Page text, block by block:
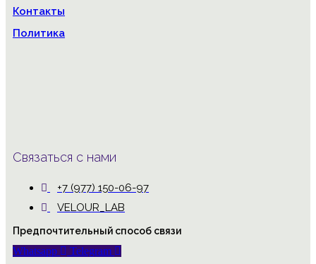
Контакты
Политика
Связаться с нами
+7 (977) 150-06-97
VELOUR_LAB
Предпочтительный способ связи
Whatsapp Telegram